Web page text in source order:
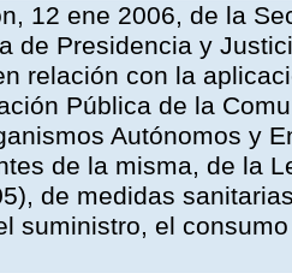
12 ene 2006, de la
de Presidencia y
relación con la
Pública de la
Autónomos y
de la misma, de la
de medidas
suministro, el